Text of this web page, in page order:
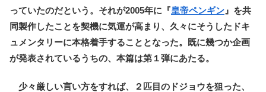
っていたのだという。それが2005年に『皇帝ペンギン 』を共
同製作したことを契機に気運が高まり、久々にそうしたドキ
ュメンタリーに本格着手することとなった。既に幾つか企画
が発表されているうちの、本篇は第１弾にあたる。
少々厳しい言い方をすれば、２匹目のドジョウを狙った、